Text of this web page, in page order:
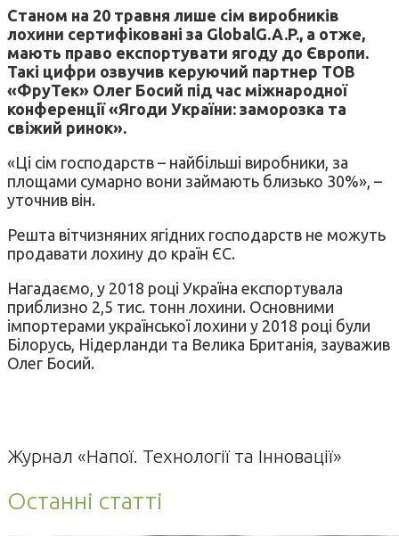
Станом на 20 травня лише сім виробників
лохини сертифіковані за GlobalG.A.P., а отже,
мають право експортувати ягоду до Європи.
Такі цифри озвучив керуючий партнер ТОВ
«ФруТек» Олег Босий під час міжнародної
конференції «Ягоди України: заморозка та
свіжий ринок».
«Ці сім господарств – найбільші виробники, за
площами сумарно вони займають близько 30%», –
уточнив він.
Решта вітчизняних ягідних господарств не можуть
продавати лохину до країн ЄС.
Нагадаємо, у 2018 році Україна експортувала
приблизно 2,5 тис. тонн лохини. Основними
імпортерами української лохини у 2018 році були
Білорусь, Нідерланди та Велика Британія, зауважив
Олег Босий.
Журнал «Напої. Технології та Інновації»
Останні статті